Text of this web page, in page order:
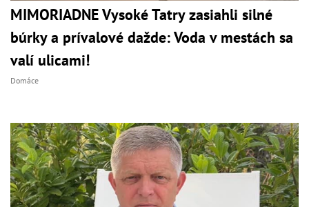
MIMORIADNE Vysoké Tatry zasiahli silné
búrky a prívalové dažde: Voda v mestách sa
valí ulicami!
Domáce